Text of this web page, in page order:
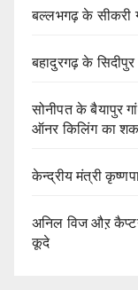
बल्लभगढ़ के सीकरी
बहादुरगढ़ के
सोनीपत के बैयापुर
ऑनर किलिंग का
केन्द्रीय मंत्री
अनिल विज औऱ
कूदे